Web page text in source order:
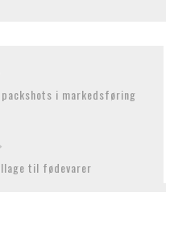
i markedsføring
til fødevarer